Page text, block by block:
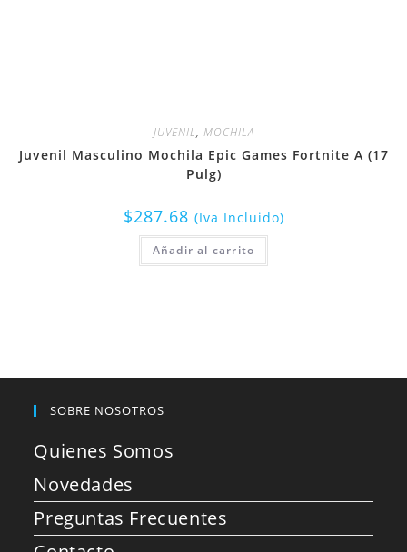
JUVENIL, MOCHILA
Juvenil Masculino Mochila Epic Games Fortnite A (17
Pulg)
$287.68 (Iva Incluido)
Añadir al carrito
SOBRE NOSOTROS
Quienes Somos
Novedades
Preguntas Frecuentes